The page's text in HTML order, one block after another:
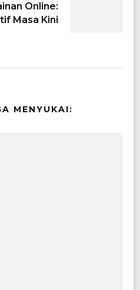
Online:
Masa Kini
MENYUKAI: